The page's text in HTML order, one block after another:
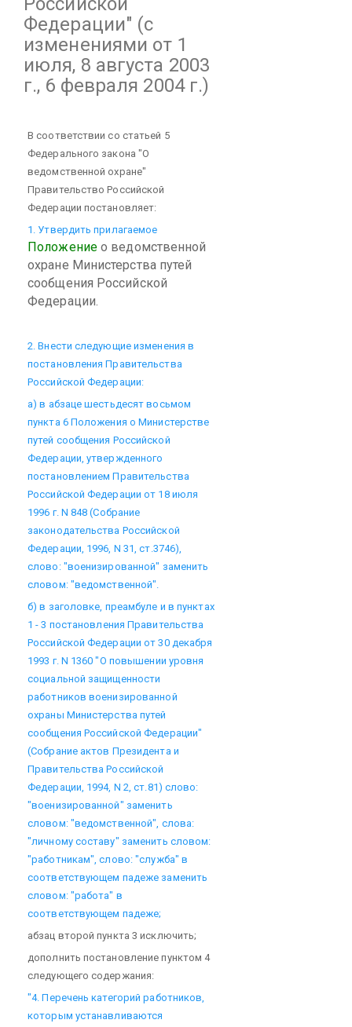
Федерации" (с
изменениями от 1
июля, 8 августа 2003
г., 6 февраля 2004 г.)
В соответствии со статьей 5
Федерального закона "О
ведомственной охране"
Правительство Российской
Федерации постановляет:
1. Утвердить прилагаемое
Положениео ведомственной
охране Министерства путей
сообщения Российской
Федерации.
2. Внести следующие изменения в
постановления Правительства
Российской Федерации:
а) в абзаце шестьдесят восьмом
пункта 6 Положения о Министерстве
путей сообщения Российской
Федерации, утвержденного
постановлением Правительства
Российской Федерации от 18 июля
1996 г. N 848 (Собрание
законодательства Российской
Федерации, 1996, N 31, ст.3746),
слово: "военизированной" заменить
словом: "ведомственной".
б) в заголовке, преамбуле и в пунктах
1 - 3 постановления Правительства
Российской Федерации от 30 декабря
1993 г. N 1360 "О повышении уровня
социальной защищенности
работников военизированной
охраны Министерства путей
сообщения Российской Федерации"
(Собрание актов Президента и
Правительства Российской
Федерации, 1994, N 2, ст.81) слово:
"военизированной" заменить
словом: "ведомственной", слова:
"личному составу" заменить словом:
"работникам", слово: "служба" в
соответствующем падеже заменить
словом: "работа" в
соответствующем падеже;
абзац второй пункта 3 исключить;
дополнить постановление пунктом 4
следующего содержания:
"4. Перечень категорий работников,
которым устанавливаются